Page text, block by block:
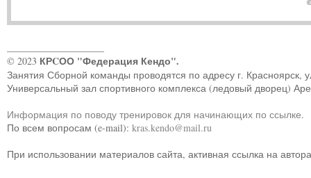
© 2023 КРCОО "Федерация Кендо".
Занятия Сборной команды проводятся по адресу г. Красноярск,
Универсальный зал спортивного комплекса (ледовый дворец)
Информация по поводу тренировок для начинающих по ссылке.
По всем вопросам (e-mail): kras.kendo@mail.ru
При использовании материалов сайта, активная ссылка на